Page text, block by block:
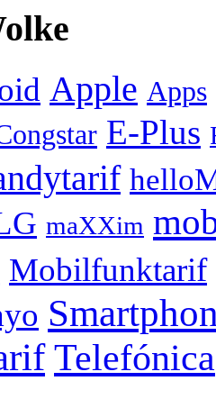
Apple Apps
E-Plus
maXXim
Mobilfunktarif
Telefónica